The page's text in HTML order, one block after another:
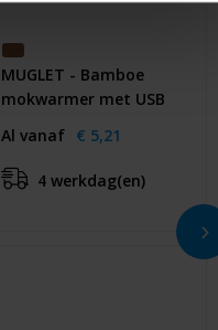
MUGLET - Bamboe
mokwarmer met USB
Al vanaf € 5,21
4 werkdag(en)